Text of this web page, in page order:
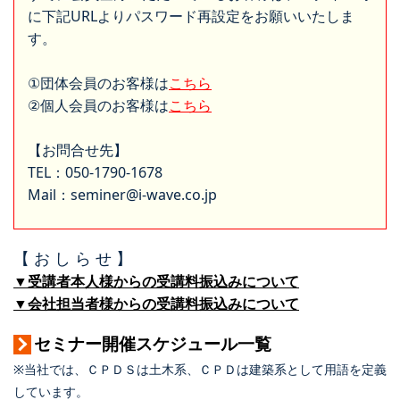
に下記URLよりパスワード再設定をお願いいたしま
す。
①団体会員のお客様はこちら
②個人会員のお客様はこちら
【お問合せ先】
TEL：050-1790-1678
Mail：seminer@i-wave.co.jp
【 お し ら せ 】
▼受講者本人様からの受講料振込みについて
▼会社担当者様からの受講料振込みについて
セミナー開催スケジュール一覧
※当社では、ＣＰＤＳは土木系、ＣＰＤは建築系として用語を定義
しています。